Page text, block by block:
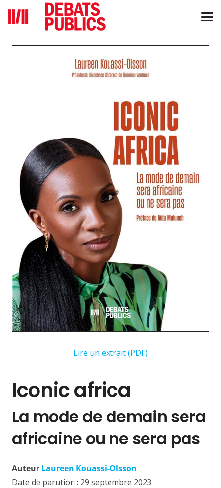
Lire un extrait (PDF)
Iconic africa
La mode de demain sera
africaine ou ne sera pas
Auteur Laureen Kouassi-Olsson
Date de parution : 29 septembre 2023